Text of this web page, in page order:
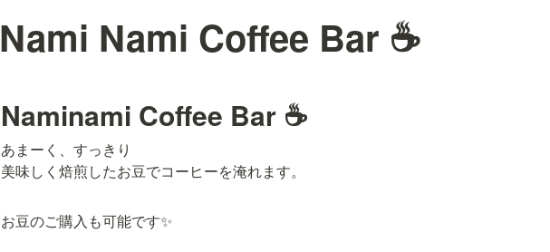
Nami Nami Coffee Bar ☕
Naminami Coffee Bar ☕
あまーく、すっきり
美味しく焙煎したお豆でコーヒーを淹れます。
お豆のご購入も可能です✨️